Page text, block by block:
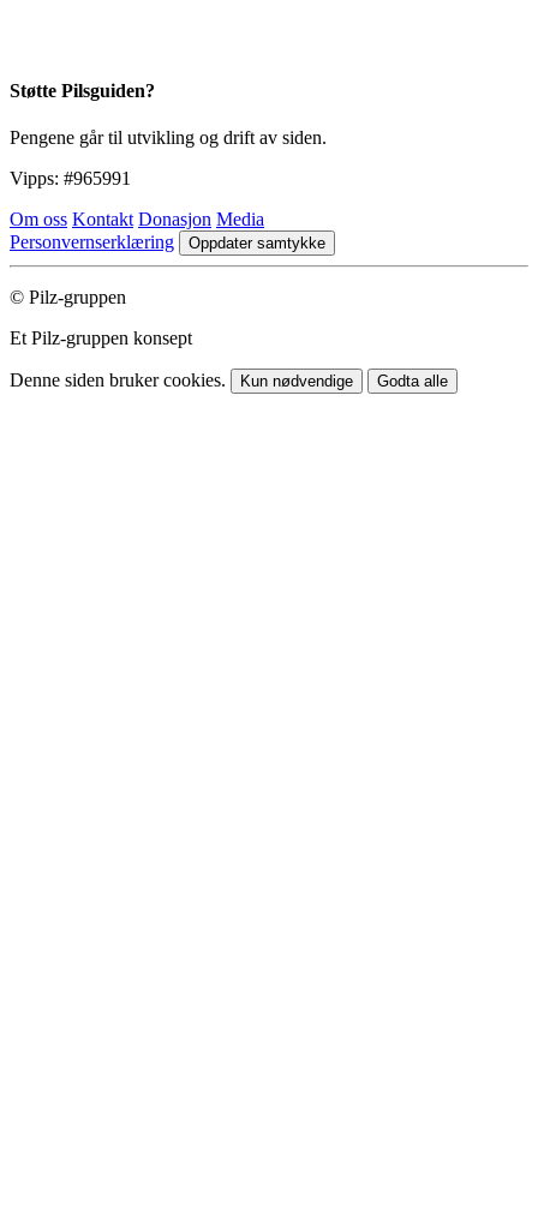
Støtte Pilsguiden?
Pengene går til utvikling og drift av siden.
Vipps: #965991
Om oss Kontakt Donasjon Media
Personvernserklæring
Oppdater samtykke
© Pilz-gruppen
Et Pilz-gruppen konsept
Denne siden bruker cookies. Kun nødvendige Godta alle